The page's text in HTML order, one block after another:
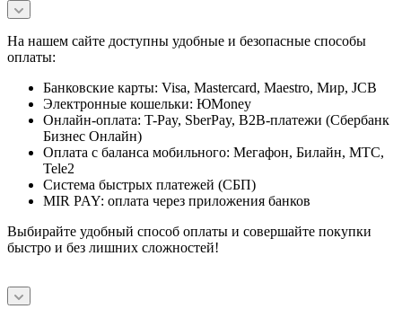
На нашем сайте доступны удобные и безопасные способы
оплаты:
Банковские карты: Visa, Mastercard, Maestro, Мир, JCB
Электронные кошельки: ЮMoney
Онлайн-оплата: T-Pay, SberPay, B2B-платежи (Сбербанк
Бизнес Онлайн)
Оплата с баланса мобильного: Мегафон, Билайн, МТС,
Tele2
Система быстрых платежей (СБП)
MIR PAY: оплата через приложения банков
Выбирайте удобный способ оплаты и совершайте покупки
быстро и без лишних сложностей!